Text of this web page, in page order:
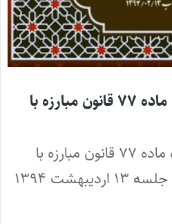
آیین‌نامه اجرایی تبصره‌ ماده‌ ۷۷ قانون مبارزه با
آیین‌ نامه اجرایی تبصره‌ ماده‌ ۷۷ قانون مبارزه با
قاچاق کالا و ارز مصوب جلسه ۱۳ اردیبهشت ۱۳۹۴